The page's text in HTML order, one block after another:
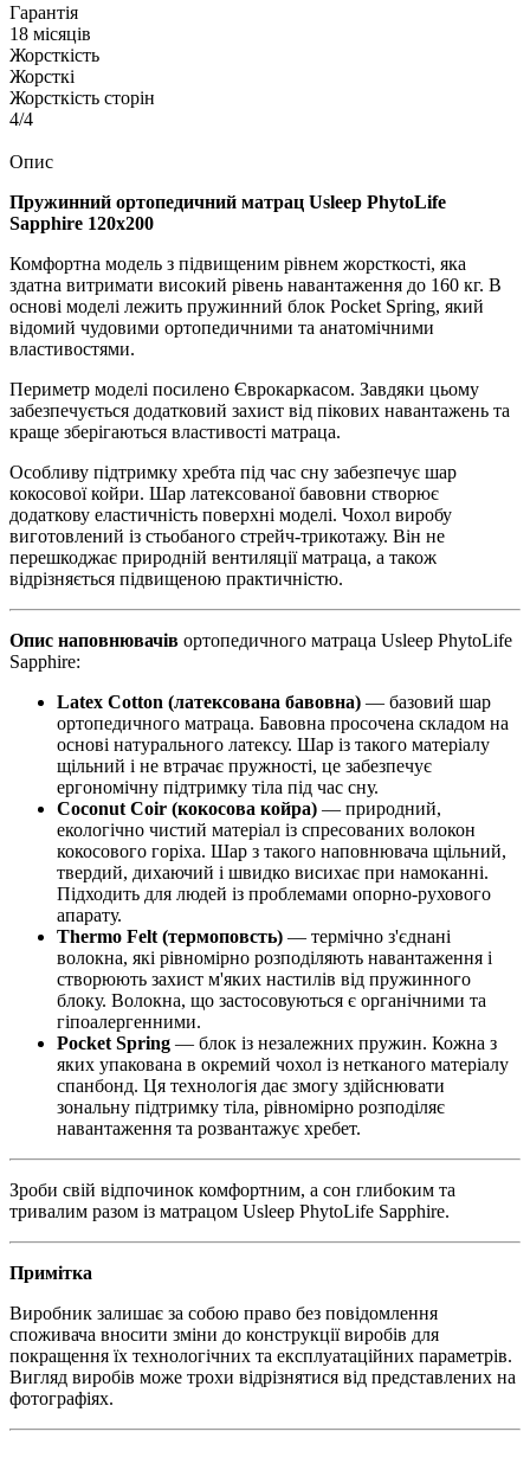
Гарантія
18 місяців
Жорсткість
Жорсткі
Жорсткість сторін
4/4
Опис
Пружинний ортопедичний матрац Usleep PhytoLife
Sapphire 120х200
Комфортна модель з підвищеним рівнем жорсткості, яка
здатна витримати високий рівень навантаження до 160 кг. В
основі моделі лежить пружинний блок Pocket Spring, який
відомий чудовими ортопедичними та анатомічними
властивостями.
Периметр моделі посилено Єврокаркасом. Завдяки цьому
забезпечується додатковий захист від пікових навантажень та
краще зберігаються властивості матраца.
Особливу підтримку хребта під час сну забезпечує шар
кокосової койри. Шар латексованої бавовни створює
додаткову еластичність поверхні моделі. Чохол виробу
виготовлений із стьобаного стрейч-трикотажу. Він не
перешкоджає природній вентиляції матраца, а також
відрізняється підвищеною практичністю.
Опис наповнювачів ортопедичного матраца Usleep PhytoLife
Sapphire:
Latex Cotton (латексована бавовна) — базовий шар
ортопедичного матраца. Бавовна просочена складом на
основі натурального латексу. Шар із такого матеріалу
щільний і не втрачає пружності, це забезпечує
ергономічну підтримку тіла під час сну.
Coconut Coir (кокосова койра) — природний,
екологічно чистий матеріал із спресованих волокон
кокосового горіха. Шар з такого наповнювача щільний,
твердий, дихаючий і швидко висихає при намоканні.
Підходить для людей із проблемами опорно-рухового
апарату.
Thermo Felt (термоповсть) — термічно з'єднані
волокна, які рівномірно розподіляють навантаження і
створюють захист м'яких настилів від пружинного
блоку. Волокна, що застосовуються є органічними та
гіпоалергенними.
Pocket Spring — блок із незалежних пружин. Кожна з
яких упакована в окремий чохол із нетканого матеріалу
спанбонд. Ця технологія дає змогу здійснювати
зональну підтримку тіла, рівномірно розподіляє
навантаження та розвантажує хребет.
Зроби свій відпочинок комфортним, а сон глибоким та
тривалим разом із матрацом Usleep PhytoLife Sapphire.
Примітка
Виробник залишає за собою право без повідомлення
споживача вносити зміни до конструкції виробів для
покращення їх технологічних та експлуатаційних параметрів.
Вигляд виробів може трохи відрізнятися від представлених на
фотографіях.